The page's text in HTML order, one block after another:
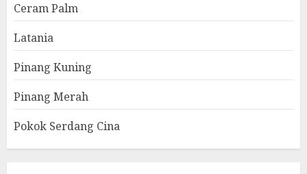
Ceram Palm
Latania
Pinang Kuning
Pinang Merah
Pokok Serdang Cina